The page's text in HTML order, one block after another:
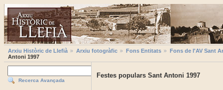
Arxiu Històric de Llefià Arxiu fotogràfic Fons Entitats
Fons de l'AV Sant
Antoni 1997
Recerca Avançada
Festes populars Sant Antoni 1997